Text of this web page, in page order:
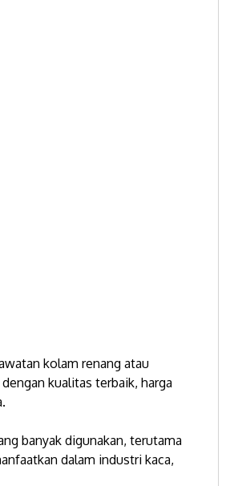
kolam renang atau
kualitas terbaik, harga
banyak digunakan, terutama
dalam industri kaca,